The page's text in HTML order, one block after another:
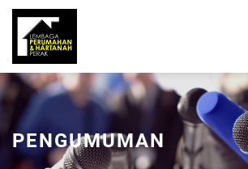
PENGUMUMAN